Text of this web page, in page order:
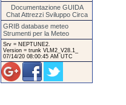
Documentazione GUIDA
Chat Attrezzi Sviluppo Circa
GRIB database meteo
Strumenti per la Meteo
Srv = NEPTUNE2.
Version = trunk VLM2_V28.1_
07/14/20 08:00:45 AM UTC